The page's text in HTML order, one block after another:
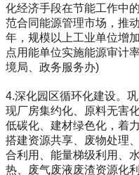
化经济手段在节能工作中
范合同能源管理市场，推
年，规模以上工业单位增
点用能单位实施能源审计
境局、政务服务办)
4.深化园区循环化建设。
现厂房集约化、原料无害
低碳化、建材绿色化，着
搭建资源共享、废物处理
合利用、能量梯级利用、
热、废气废液废渣资源化